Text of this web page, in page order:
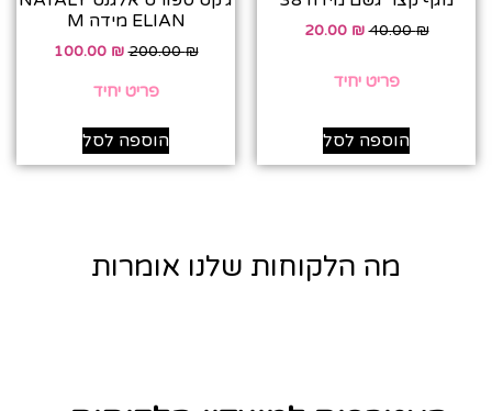
40.00₪
20.00 ₪
פריט יחיד
הוספה לסל
ELIAN מידה M
200.00₪
100.00 ₪
פריט יחיד
הוספה לסל
מה הלקוחות שלנו אומרות